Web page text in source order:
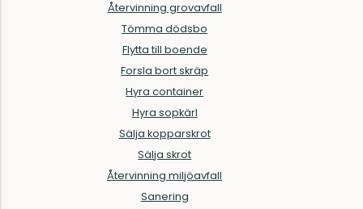
Återvinning grovavfall
Tömma dödsbo
Flytta till boende
Forsla bort skräp
Hyra container
Hyra sopkärl
Sälja kopparskrot
Sälja skrot
Återvinning miljöavfall
Sanering